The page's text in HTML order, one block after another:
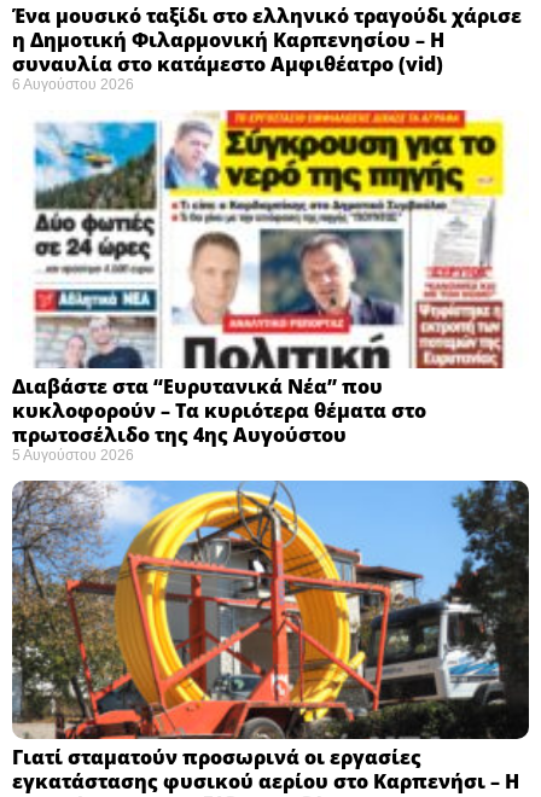
Ένα μουσικό ταξίδι στο ελληνικό τραγούδι χάρισε
η Δημοτική Φιλαρμονική Καρπενησίου – Η
συναυλία στο κατάμεστο Αμφιθέατρο (vid)
6 Αυγούστου 2026
Διαβάστε στα “Ευρυτανικά Νέα” που
κυκλοφορούν – Τα κυριότερα θέματα στο
πρωτοσέλιδο της 4ης Αυγούστου
5 Αυγούστου 2026
Γιατί σταματούν προσωρινά οι εργασίες
εγκατάστασης φυσικού αερίου στο Καρπενήσι – Η